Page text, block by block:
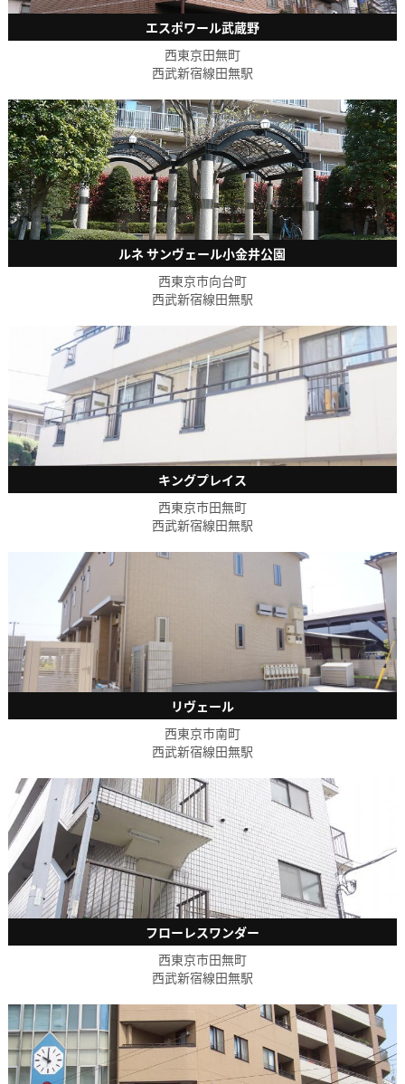
エスポワール武蔵野
西東京田無町
西武新宿線田無駅
ルネ サンヴェール小金井公園
西東京市向台町
西武新宿線田無駅
キングプレイス
西東京市田無町
西武新宿線田無駅
リヴェール
西東京市南町
西武新宿線田無駅
フローレスワンダー
西東京市田無町
西武新宿線田無駅